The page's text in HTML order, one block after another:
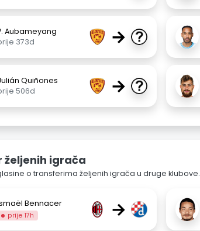
Aubameyang
373d
→
Quiñones
506d
→
željenih igrača
o transferima željenih igrača u druge klubove.
Bennacer
prije 17h →